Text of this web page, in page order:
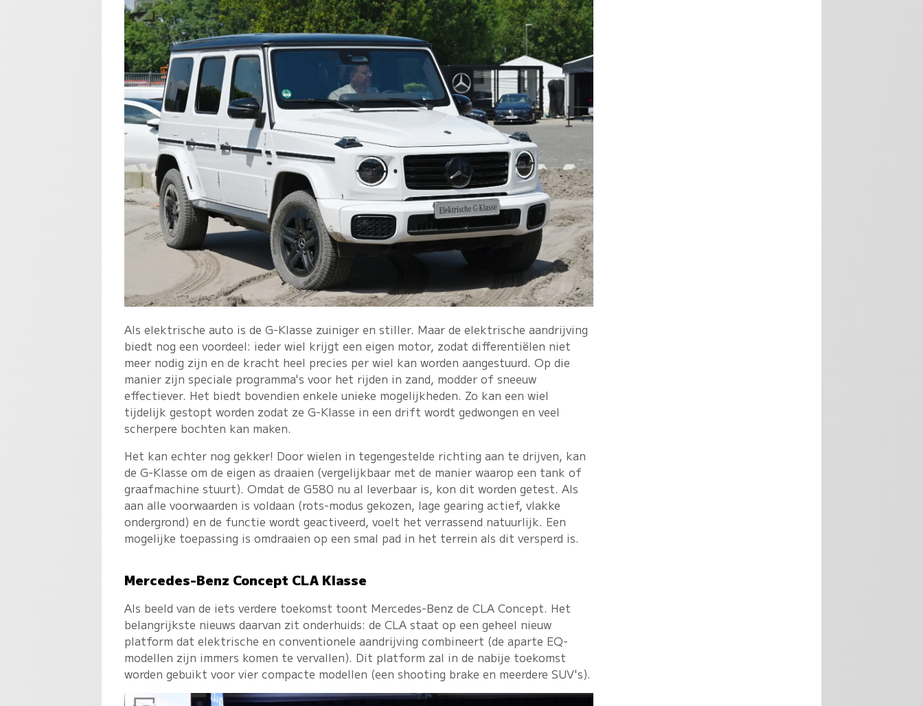
Als elektrische auto is de G-Klasse zuiniger en stiller. Maar de elektrische aandrijving
biedt nog een voordeel: ieder wiel krijgt een eigen motor, zodat differentiëlen niet
meer nodig zijn en de kracht heel precies per wiel kan worden aangestuurd. Op die
manier zijn speciale programma's voor het rijden in zand, modder of sneeuw
effectiever. Het biedt bovendien enkele unieke mogelijkheden. Zo kan een wiel
tijdelijk gestopt worden zodat ze G-Klasse in een drift wordt gedwongen en veel
scherpere bochten kan maken.
Het kan echter nog gekker! Door wielen in tegengestelde richting aan te drijven, kan
de G-Klasse om de eigen as draaien (vergelijkbaar met de manier waarop een tank of
graafmachine stuurt). Omdat de G580 nu al leverbaar is, kon dit worden getest. Als
aan alle voorwaarden is voldaan (rots-modus gekozen, lage gearing actief, vlakke
ondergrond) en de functie wordt geactiveerd, voelt het verrassend natuurlijk. Een
mogelijke toepassing is omdraaien op een smal pad in het terrein als dit versperd is.
Mercedes-Benz Concept CLA Klasse
Als beeld van de iets verdere toekomst toont Mercedes-Benz de CLA Concept. Het
belangrijkste nieuws daarvan zit onderhuids: de CLA staat op een geheel nieuw
platform dat elektrische en conventionele aandrijving combineert (de aparte EQ-
modellen zijn immers komen te vervallen). Dit platform zal in de nabije toekomst
worden gebuikt voor vier compacte modellen (een shooting brake en meerdere SUV's).